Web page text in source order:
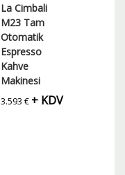
La Cimbali
M23 Tam
Otomatik
Espresso
Kahve
Makinesi
3.593 € + KDV